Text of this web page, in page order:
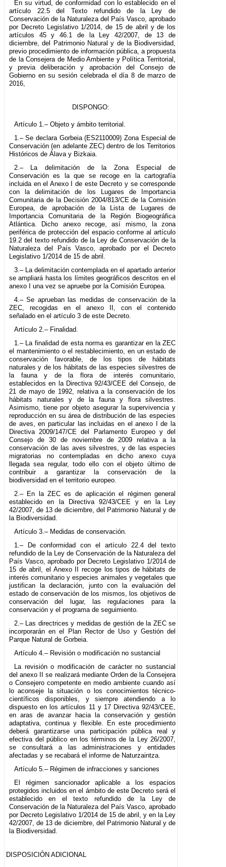
En su virtud, de conformidad con lo establecido en el
artículo 22.5 del Texto refundido de la Ley de
Conservación de la Naturaleza del País Vasco, aprobado
por Decreto Legislativo 1/2014, de 15 de abril y de los
artículos 45 y 46.1 de la Ley 42/2007, de 13 de
diciembre, del Patrimonio Natural y de la Biodiversidad,
previo procedimiento de información pública, a propuesta
de la Consejera de Medio Ambiente y Política Territorial,
y previa deliberación y aprobación del Consejo de
Gobierno en su sesión celebrada el día 8 de marzo de
2016,
DISPONGO:
Artículo 1.– Objeto y ámbito territorial.
1.– Se declara Gorbeia (ES2110009) Zona Especial de
Conservación (en adelante ZEC) dentro de los Territorios
Históricos de Álava y Bizkaia.
2.– La delimitación de la Zona Especial de
Conservación es la que se recoge en la cartografía
incluida en el Anexo I de este Decreto y se corresponde
con la delimitación de los Lugares de Importancia
Comunitaria de la Decisión 2004/813/CE de la Comisión
Europea, de aprobación de la Lista de Lugares de
Importancia Comunitaria de la Región Biogeográfica
Atlántica. Dicho anexo recoge, así mismo, la zona
periférica de protección del espacio conforme al artículo
19.2 del texto refundido de la Ley de Conservación de la
Naturaleza del País Vasco, aprobado por el Decreto
Legislativo 1/2014 de 15 de abril.
3.– La delimitación contemplada en el apartado anterior
se ampliará hasta los límites geográficos descritos en el
anexo I una vez se apruebe por la Comisión Europea.
4.– Se aprueban las medidas de conservación de la
ZEC, recogidas en el anexo II, con el contenido
señalado en el artículo 3 de este Decreto.
Artículo 2.– Finalidad.
1.– La finalidad de esta norma es garantizar en la ZEC
el mantenimiento o el restablecimiento, en un estado de
conservación favorable, de los tipos de hábitats
naturales y de los hábitats de las especies silvestres de
la fauna y de la flora de interés comunitario,
establecidos en la Directiva 92/43/CEE del Consejo, de
21 de mayo de 1992, relativa a la conservación de los
hábitats naturales y de la fauna y flora silvestres.
Asimismo, tiene por objeto asegurar la supervivencia y
reproducción en su área de distribución de las especies
de aves, en particular las incluidas en el anexo I de la
Directiva 2009/147/CE del Parlamento Europeo y del
Consejo de 30 de noviembre de 2009 relativa a la
conservación de las aves silvestres, y de las especies
migratorias no contempladas en dicho anexo cuya
llegada sea regular, todo ello con el objeto último de
contribuir a garantizar la conservación de la
biodiversidad en el territorio europeo.
2.– En la ZEC es de aplicación el régimen general
establecido en la Directiva 92/43/CEE y en la Ley
42/2007, de 13 de diciembre, del Patrimonio Natural y de
la Biodiversidad.
Artículo 3.– Medidas de conservación.
1.– De conformidad con el artículo 22.4 del texto
refundido de la Ley de Conservación de la Naturaleza del
País Vasco, aprobado por Decreto Legislativo 1/2014 de
15 de abril, el Anexo II recoge los tipos de hábitats de
interés comunitario y especies animales y vegetales que
justifican la declaración, junto con la evaluación del
estado de conservación de los mismos, los objetivos de
conservación del lugar, las regulaciones para la
conservación y el programa de seguimiento.
2.– Las directrices y medidas de gestión de la ZEC se
incorporarán en el Plan Rector de Uso y Gestión del
Parque Natural de Gorbeia.
Artículo 4.– Revisión o modificación no sustancial
La revisión o modificación de carácter no sustancial
del anexo II se realizará mediante Orden de la Consejera
o Consejero competente en medio ambiente cuando así
lo aconseje la situación o los conocimientos técnico-
científicos disponibles, y siempre atendiendo a lo
dispuesto en los artículos 11 y 17 Directiva 92/43/CEE,
en aras de avanzar hacia la conservación y gestión
adaptativa, continua y flexible. En este procedimiento
deberá garantizarse una participación pública real y
efectiva del público en los términos de la Ley 26/2007,
se consultará a las administraciones y entidades
afectadas y se recabará el informe de Naturzaintza.
Artículo 5.– Régimen de infracciones y sanciones
El régimen sancionador aplicable a los espacios
protegidos incluidos en el ámbito de este Decreto será el
establecido en el texto refundido de la Ley de
Conservación de la Naturaleza del País Vasco, aprobado
por Decreto Legislativo 1/2014 de 15 de abril, y en la Ley
42/2007, de 13 de diciembre, del Patrimonio Natural y de
la Biodiversidad.
DISPOSICIÓN ADICIONAL